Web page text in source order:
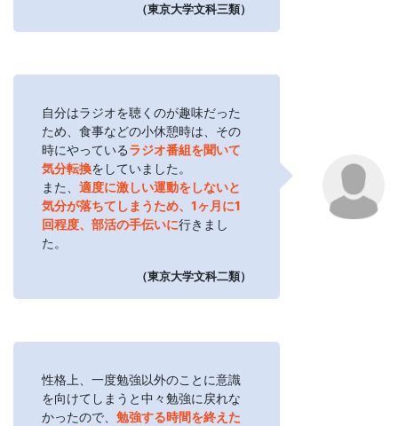
（東京大学文科三類）
自分はラジオを聴くのが趣味だった
ため、食事などの小休憩時は、その
時にやっているラジオ番組を聞いて
気分転換をしていました。
また、 適度に激しい運動をしないと
気分が落ちてしまうため、1ヶ月に1
回程度、部活の手伝いに行きまし
た。
（東京大学文科二類）
性格上、一度勉強以外のことに意識
を向けてしまうと中々勉強に戻れな
かったので、 勉強する時間を終えた